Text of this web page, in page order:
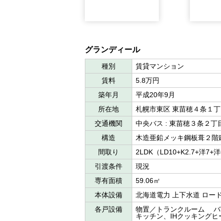
グランディール
種別
賃貸マンション
賃料
5.8万円
築年月
平成20年9月
所在地
札幌市東区 東苗穂４条１
交通機関
中央バス : 東苗穂３条２丁
構造
木造亜鉛メッキ鋼板葺２階
間取り
2LDK（LD10+K2.7+洋7+
引渡条件
現況
専有面積
59.06㎡
本体設備
北海道電力 上下水道 ロー
各戸設備
物置／トランクルーム
キッチン、IHクッキング